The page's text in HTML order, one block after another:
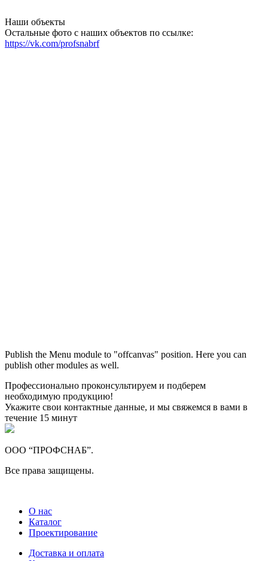
Наши объекты
Остальные фото с наших объектов по ссылке:
https://vk.com/profsnabrf
Publish the Menu module to "offcanvas" position. Here you can
publish other modules as well.
М ● консультант ПРОФСНАБ
Профессионально проконсультируем и подберем
необходимую продукцию!
Укажите свои контактные данные, и мы свяжемся в вами в
течение 15 минут
ООО “ПРОФСНАБ”.
Все права защищены.
О нас
Каталог
Проектирование
Доставка и оплата